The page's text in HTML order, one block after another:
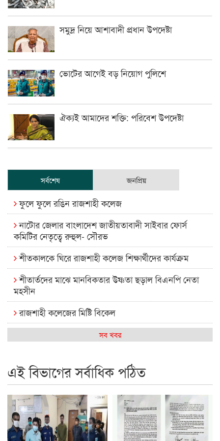
সমুদ্র নিয়ে আশাবাদী প্রধান উপদেষ্টা
ভোটের আগেই বড় নিয়োগ পুলিশে
ঐক্যই আমাদের শক্তি: পরিবেশ উপদেষ্টা
সর্বশেষ জনপ্রিয়
ফুলে ফুলে রঙিন রাজশাহী কলেজ
নাটোর জেলার বাংলাদেশ জাতীয়তাবাদী সাইবার ফোর্স
কমিটির নেতৃত্বে রুহুল- সৌরভ
শীতকালকে ঘিরে রাজশাহী কলেজ শিক্ষার্থীদের কার্যক্রম
শীতার্তদের মাঝে মানবিকতার উষ্ণতা ছড়াল বিএনপি নেতা
মহসীন
রাজশাহী কলেজের মিষ্টি বিকেল
কেমন আছে আমাদের দেশের মধ্যবিত্তরা
রাজশাইন একাডেমির ফল প্রকাশ ও পুরস্কার বিতরণ
রাজশাহী কলেজের শিক্ষার্থী শাখাওয়াত পেলেন স্টার এক্সিলেন্স
অ্যাওয়ার্ড
বিশ্ব নদী বিবস উপলক্ষে নদী সুরক্ষায় নাওযাত্রা
সব খবর
এই বিভাগের সর্বাধিক পঠিত